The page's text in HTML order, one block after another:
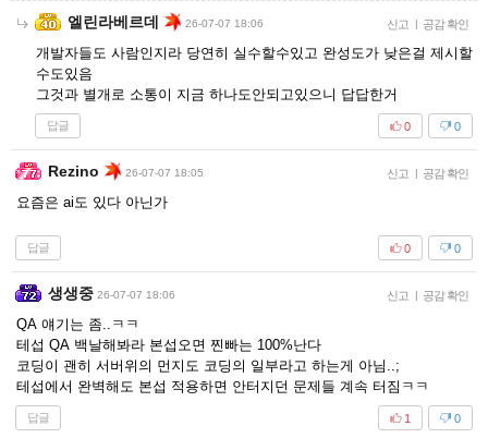
엘린라베르데 26-07-07 18:06 신고 | 공감 확인
개발자들도 사람인지라 당연히 실수할수있고 완성도가 낮은걸 제시할
수도있음
그것과 별개로 소통이 지금 하나도안되고있으니 답답한거
답글 0
0
Rezino 26-07-07 18:05 신고 | 공감 확인
요즘은 ai도 있다 아닌가
답글 0
0
생생중 26-07-07 18:06 신고 | 공감 확인
QA 얘기는 좀..ㅋㅋ
테섭 QA 백날해봐라 본섭오면 찐빠는 100%난다
코딩이 괜히 서버위의 먼지도 코딩의 일부라고 하는게 아님..;
테섭에서 완벽해도 본섭 적용하면 안터지던 문제들 계속 터짐ㅋㅋ
답글 0
1